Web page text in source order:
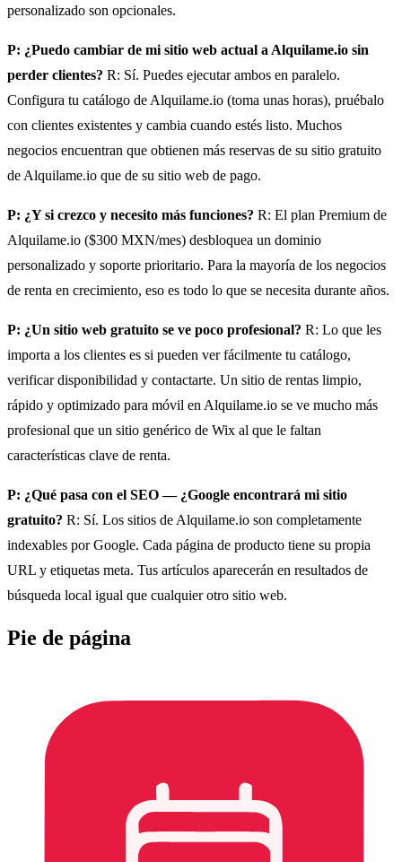
personalizado son opcionales.
P: ¿Puedo cambiar de mi sitio web actual a Alquilame.io sin
perder clientes? R: Sí. Puedes ejecutar ambos en paralelo.
Configura tu catálogo de Alquilame.io (toma unas horas), pruébalo
con clientes existentes y cambia cuando estés listo. Muchos
negocios encuentran que obtienen más reservas de su sitio gratuito
de Alquilame.io que de su sitio web de pago.
P: ¿Y si crezco y necesito más funciones? R: El plan Premium de
Alquilame.io ($300 MXN/mes) desbloquea un dominio
personalizado y soporte prioritario. Para la mayoría de los negocios
de renta en crecimiento, eso es todo lo que se necesita durante años.
P: ¿Un sitio web gratuito se ve poco profesional? R: Lo que les
importa a los clientes es si pueden ver fácilmente tu catálogo,
verificar disponibilidad y contactarte. Un sitio de rentas limpio,
rápido y optimizado para móvil en Alquilame.io se ve mucho más
profesional que un sitio genérico de Wix al que le faltan
características clave de renta.
P: ¿Qué pasa con el SEO — ¿Google encontrará mi sitio
gratuito? R: Sí. Los sitios de Alquilame.io son completamente
indexables por Google. Cada página de producto tiene su propia
URL y etiquetas meta. Tus artículos aparecerán en resultados de
búsqueda local igual que cualquier otro sitio web.
Pie de página